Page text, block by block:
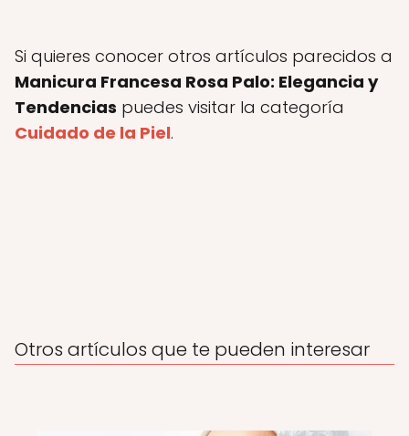
Si quieres conocer otros artículos parecidos a
Manicura Francesa Rosa Palo: Elegancia y
Tendencias puedes visitar la categoría
Cuidado de la Piel.
Otros artículos que te pueden interesar